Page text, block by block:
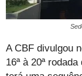
A CBF divulgou
16ª à 20ª